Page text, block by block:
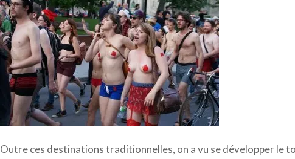
Outre ces destinations traditionnelles, on a vu se développer le